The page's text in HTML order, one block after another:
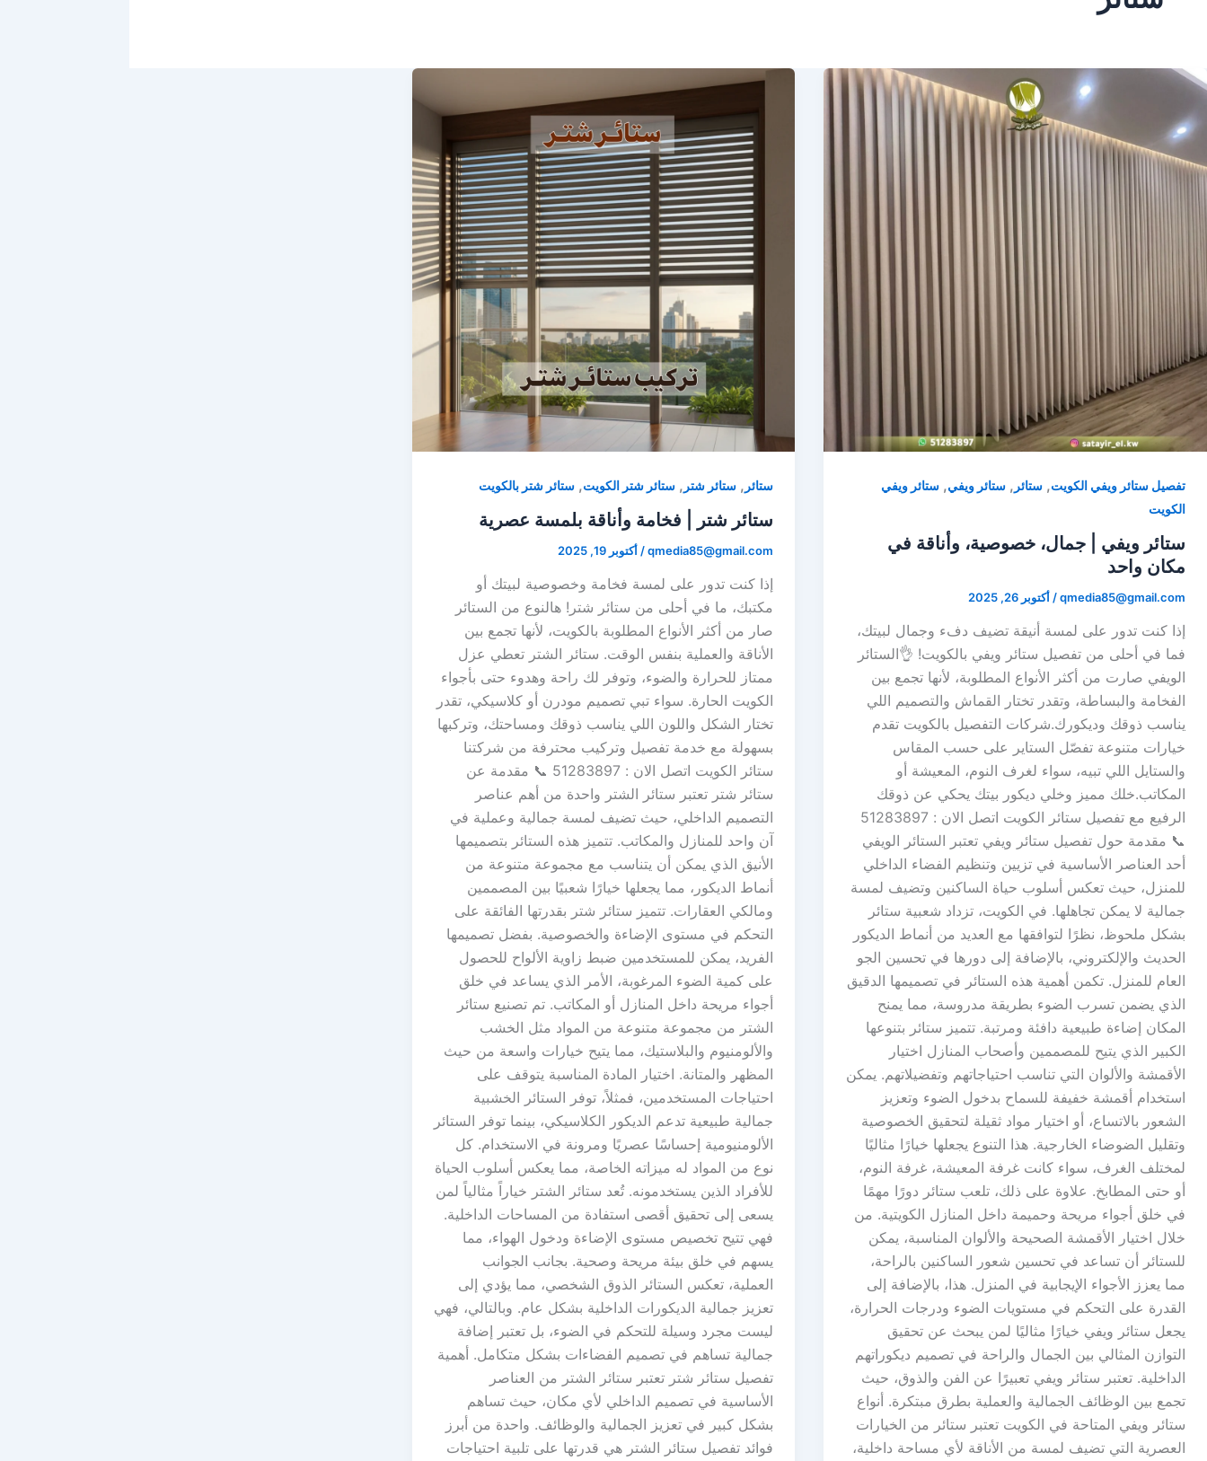
تفصيل ستائر ويفي الكويت, ستائر , ستائر ويفي, ستائر ويفي
الكويت
ستائر ويفي | جمال، خصوصية، وأناقة في
مكان واحد
qmedia85@gmail.com
/ أكتوبر 26, 2025
إذا كنت تدور على لمسة أنيقة تضيف دفء وجمال لبيتك،
فما في أحلى من تفصيل ستائر ويفي بالكويت! 👌الستائر
الويفي صارت من أكثر الأنواع المطلوبة، لأنها تجمع بين
الفخامة والبساطة، وتقدر تختار القماش والتصميم اللي
يناسب ذوقك وديكورك.شركات التفصيل بالكويت تقدم
خيارات متنوعة تفصّل الستاير على حسب المقاس
والستايل اللي تبيه، سواء لغرف النوم، المعيشة أو
المكاتب.خلك مميز وخلي ديكور بيتك يحكي عن ذوقك
الرفيع مع تفصيل ستائر الكويت اتصل الان : 51283897
📞 مقدمة حول تفصيل ستائر ويفي تعتبر الستائر الويفي
أحد العناصر الأساسية في تزيين وتنظيم الفضاء الداخلي
للمنزل، حيث تعكس أسلوب حياة الساكنين وتضيف لمسة
جمالية لا يمكن تجاهلها. في الكويت، تزداد شعبية ستائر
بشكل ملحوظ، نظرًا لتوافقها مع العديد من أنماط الديكور
الحديث والإلكتروني، بالإضافة إلى دورها في تحسين الجو
العام للمنزل. تكمن أهمية هذه الستائر في تصميمها الدقيق
الذي يضمن تسرب الضوء بطريقة مدروسة، مما يمنح
المكان إضاءة طبيعية دافئة ومرتبة. تتميز ستائر بتنوعها
الكبير الذي يتيح للمصممين وأصحاب المنازل اختيار
الأقمشة والألوان التي تناسب احتياجاتهم وتفضيلاتهم. يمكن
استخدام أقمشة خفيفة للسماح بدخول الضوء وتعزيز
الشعور بالاتساع، أو اختيار مواد ثقيلة لتحقيق الخصوصية
وتقليل الضوضاء الخارجية. هذا التنوع يجعلها خيارًا مثاليًا
لمختلف الغرف، سواء كانت غرفة المعيشة، غرفة النوم،
أو حتى المطابخ. علاوة على ذلك، تلعب ستائر دورًا مهمًا
في خلق أجواء مريحة وحميمة داخل المنازل الكويتية. من
خلال اختيار الأقمشة الصحيحة والألوان المناسبة، يمكن
للستائر أن تساعد في تحسين شعور الساكنين بالراحة،
مما يعزز الأجواء الإيجابية في المنزل. هذا، بالإضافة إلى
القدرة على التحكم في مستويات الضوء ودرجات الحرارة،
يجعل ستائر ويفي خيارًا مثاليًا لمن يبحث عن تحقيق
التوازن المثالي بين الجمال والراحة في تصميم ديكوراتهم
الداخلية. تعتبر ستائر ويفي تعبيرًا عن الفن والذوق، حيث
تجمع بين الوظائف الجمالية والعملية بطرق مبتكرة. أنواع
ستائر ويفي المتاحة في الكويت تعتبر ستائر من الخيارات
العصرية التي تضيف لمسة من الأناقة لأي مساحة داخلية،
ستائر , ستائر شتر , ستائر شتر الكويت, ستائر شتر بالكويت
ستائر شتر | فخامة وأناقة بلمسة عصرية
qmedia85@gmail.com
/ أكتوبر 19, 2025
إذا كنت تدور على لمسة فخامة وخصوصية لبيتك أو
مكتبك، ما في أحلى من ستائر شتر! هالنوع من الستائر
صار من أكثر الأنواع المطلوبة بالكويت، لأنها تجمع بين
الأناقة والعملية بنفس الوقت. ستائر الشتر تعطي عزل
ممتاز للحرارة والضوء، وتوفر لك راحة وهدوء حتى بأجواء
الكويت الحارة. سواء تبي تصميم مودرن أو كلاسيكي، تقدر
تختار الشكل واللون اللي يناسب ذوقك ومساحتك، وتركبها
بسهولة مع خدمة تفصيل وتركيب محترفة من شركتنا
ستائر الكويت اتصل الان : 51283897 📞 مقدمة عن
ستائر شتر تعتبر ستائر الشتر واحدة من أهم عناصر
التصميم الداخلي، حيث تضيف لمسة جمالية وعملية في
آن واحد للمنازل والمكاتب. تتميز هذه الستائر بتصميمها
الأنيق الذي يمكن أن يتناسب مع مجموعة متنوعة من
أنماط الديكور، مما يجعلها خيارًا شعبيًا بين المصممين
ومالكي العقارات. تتميز ستائر شتر بقدرتها الفائقة على
التحكم في مستوى الإضاءة والخصوصية. بفضل تصميمها
الفريد، يمكن للمستخدمين ضبط زاوية الألواح للحصول
على كمية الضوء المرغوبة، الأمر الذي يساعد في خلق
أجواء مريحة داخل المنازل أو المكاتب. تم تصنيع ستائر
الشتر من مجموعة متنوعة من المواد مثل الخشب
والألومنيوم والبلاستيك، مما يتيح خيارات واسعة من حيث
المظهر والمتانة. اختيار المادة المناسبة يتوقف على
احتياجات المستخدمين، فمثلاً، توفر الستائر الخشبية
جمالية طبيعية تدعم الديكور الكلاسيكي، بينما توفر الستائر
الألومنيومية إحساسًا عصريًا ومرونة في الاستخدام. كل
نوع من المواد له ميزاته الخاصة، مما يعكس أسلوب الحياة
للأفراد الذين يستخدمونه. تُعد ستائر الشتر خياراً مثالياً لمن
يسعى إلى تحقيق أقصى استفادة من المساحات الداخلية.
فهي تتيح تخصيص مستوى الإضاءة ودخول الهواء، مما
يسهم في خلق بيئة مريحة وصحية. بجانب الجوانب
العملية، تعكس الستائر الذوق الشخصي، مما يؤدي إلى
تعزيز جمالية الديكورات الداخلية بشكل عام. وبالتالي، فهي
ليست مجرد وسيلة للتحكم في الضوء، بل تعتبر إضافة
جمالية تساهم في تصميم الفضاءات بشكل متكامل. أهمية
تفصيل ستائر شتر تعتبر ستائر الشتر من العناصر
الأساسية في تصميم الداخلي لأي مكان، حيث تساهم
بشكل كبير في تعزيز الجمالية والوظائف. واحدة من أبرز
فوائد تفصيل ستائر الشتر هي قدرتها على تلبية احتياجات